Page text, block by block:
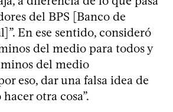
del BPS [Banco de
En ese sentido, consideró
del medio para todos y
del medio
eso, dar una falsa idea de
otra cosa”.